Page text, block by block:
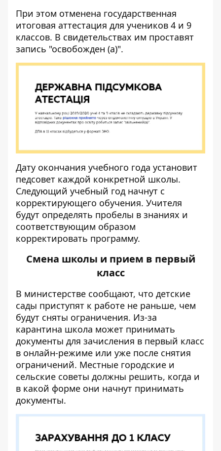
При этом отменена государственная
итоговая аттестация для учеников 4 и 9
классов. В свидетельствах им проставят
запись "освобожден (а)".
Дату окончания учебного года установит
педсовет каждой конкретной школы.
Следующий учебный год начнут с
корректирующего обучения. Учителя
будут определять пробелы в знаниях и
соответствующим образом
корректировать программу.
Смена школы и прием в первый
класс
В министерстве сообщают, что детские
сады приступят к работе не раньше, чем
будут сняты ограничения. Из-за
карантина школа может принимать
документы для зачисления в первый класс
в онлайн-режиме или уже после снятия
ограничений. Местные городские и
сельские советы должны решить, когда и
в какой форме они начнут принимать
документы.